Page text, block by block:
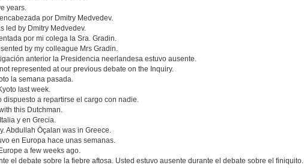
years.
por Dmitry Medvedev.
led by Dmitry Medvedev.
por mi colega la Sra. Gradin.
by my colleague Mrs Gradin.
anterior la Presidencia neerlandesa estuvo ausente.
represented at our previous debate on the Inquiry.
la semana pasada.
last week.
dispuesto a repartirse el cargo con nadie.
this Dutchman.
y en Grecia.
Abdullah Öçalan was in Greece.
en Europa hace unas semanas.
a few weeks ago.
el debate sobre la fiebre aftosa. Usted estuvo ausente durante el debate sobre el finiquito.